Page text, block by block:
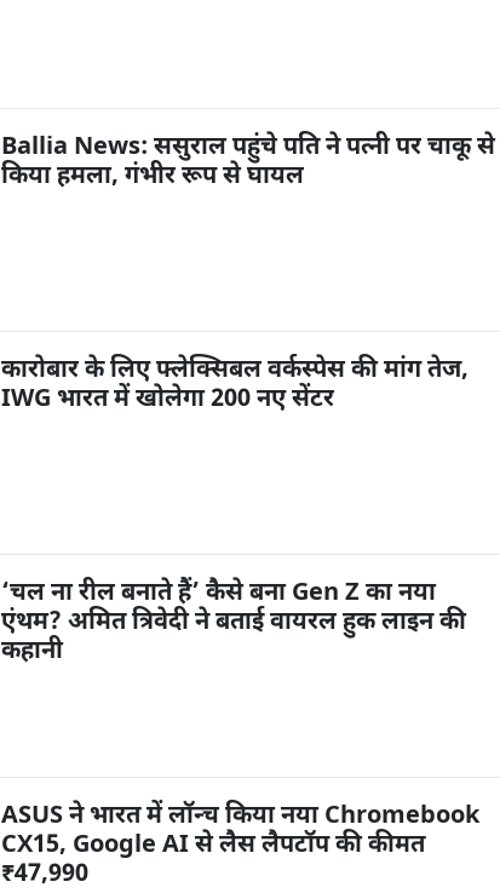
Ballia News: ससुराल पहुंचे पति ने पत्नी पर चाकू से
किया हमला, गंभीर रूप से घायल
कारोबार के लिए फ्लेक्सिबल वर्कस्पेस की मांग तेज,
IWG भारत में खोलेगा 200 नए सेंटर
‘चल ना रील बनाते हैं’ कैसे बना Gen Z का नया
एंथम? अमित त्रिवेदी ने बताई वायरल हुक लाइन की
कहानी
ASUS ने भारत में लॉन्च किया नया Chromebook
CX15, Google AI से लैस लैपटॉप की कीमत
₹47,990